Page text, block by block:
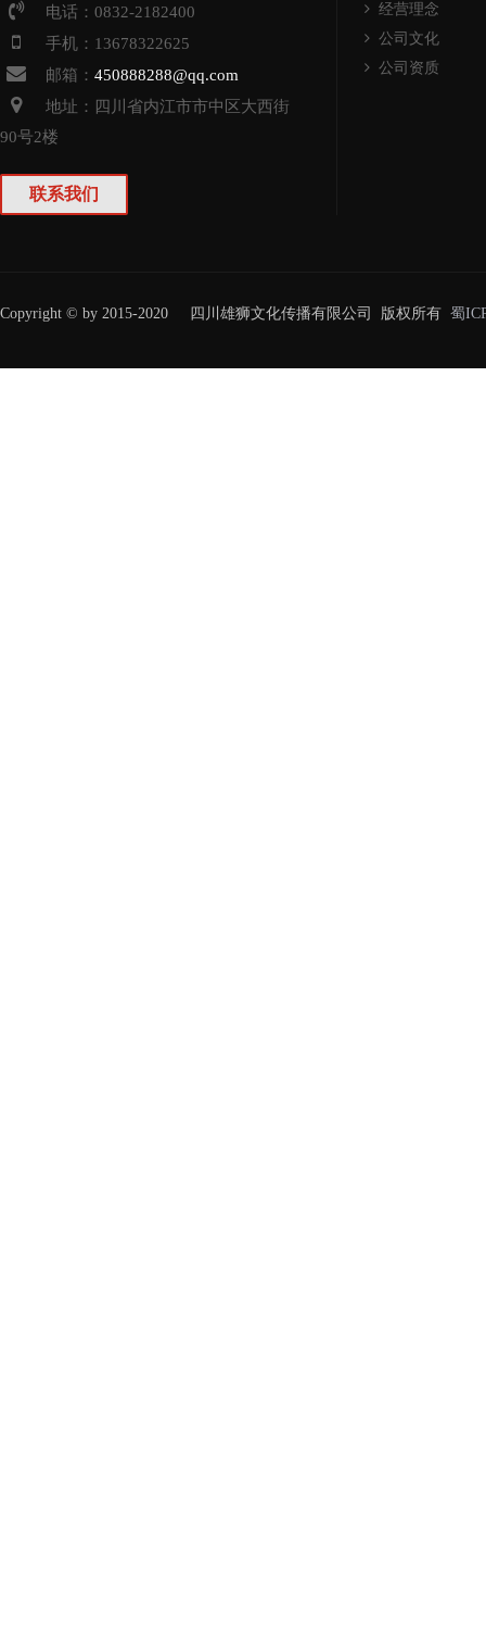
电话：0832-2182400
手机：13678322625
邮箱： 450888288@qq.com
地址：四川省内江市市中 区大西街
90号2楼
联系我们
经营理念
公司文化
公司资质
Copyright © by 2015-2020 四川雄狮文化传播有限公司 版权所有 蜀